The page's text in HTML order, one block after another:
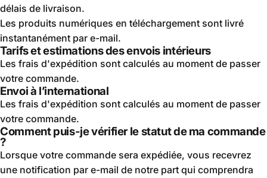
délais de livraison.
Les produits numériques en téléchargement sont livré
instantanément par e-mail.
Tarifs et estimations des envois intérieurs
Les frais d'expédition sont calculés au moment de passer
votre commande.
Envoi à l’international
Les frais d'expédition sont calculés au moment de passer
votre commande.
Comment puis-je vérifier le statut de ma commande
?
Lorsque votre commande sera expédiée, vous recevrez
une notification par e-mail de notre part qui comprendra